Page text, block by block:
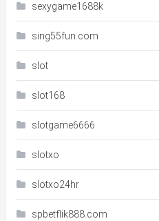
sexygame1688k
sing55fun.com
slot
slot168
slotgame6666
slotxo
slotxo24hr
spbetflik888.com